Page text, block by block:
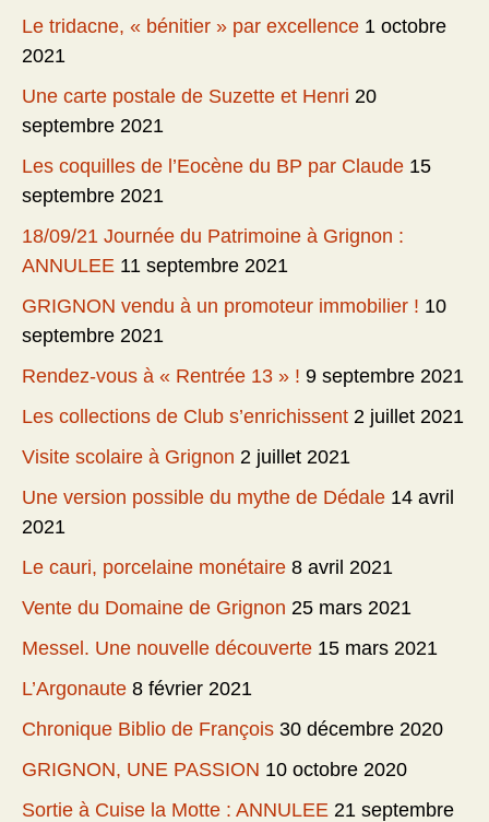
Le tridacne, « bénitier » par excellence 1 octobre
2021
Une carte postale de Suzette et Henri 20
septembre 2021
Les coquilles de l’Eocène du BP par Claude 15
septembre 2021
18/09/21 Journée du Patrimoine à Grignon :
ANNULEE 11 septembre 2021
GRIGNON vendu à un promoteur immobilier ! 10
septembre 2021
Rendez-vous à « Rentrée 13 » ! 9 septembre 2021
Les collections de Club s’enrichissent 2 juillet 2021
Visite scolaire à Grignon 2 juillet 2021
Une version possible du mythe de Dédale 14 avril
2021
Le cauri, porcelaine monétaire 8 avril 2021
Vente du Domaine de Grignon 25 mars 2021
Messel. Une nouvelle découverte 15 mars 2021
L’Argonaute 8 février 2021
Chronique Biblio de François 30 décembre 2020
GRIGNON, UNE PASSION 10 octobre 2020
Sortie à Cuise la Motte : ANNULEE 21 septembre